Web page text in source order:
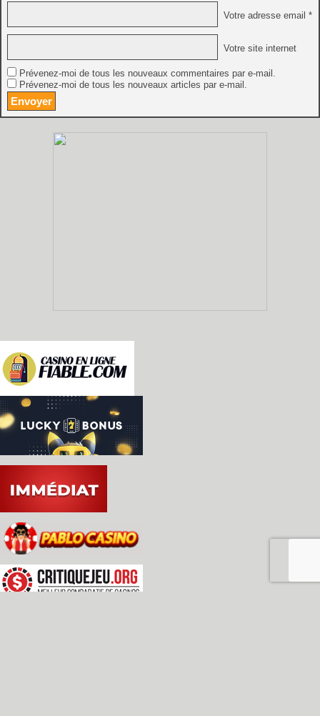
Votre adresse email *
Votre site internet
Prévenez-moi de tous les nouveaux commentaires par e-mail.
Prévenez-moi de tous les nouveaux articles par e-mail.